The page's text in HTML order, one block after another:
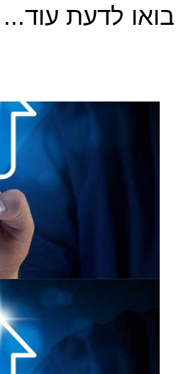
בואו לדעת עוד...